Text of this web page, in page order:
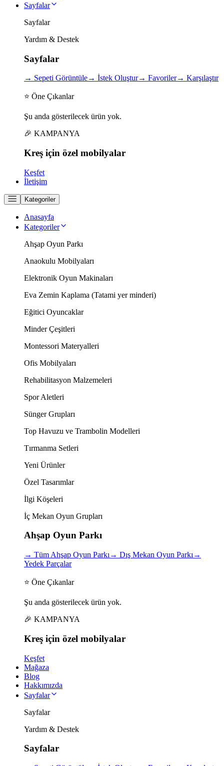
Sayfalar
Sayfalar
Yardım & Destek
Sayfalar
→ Sepeti Görüntüle→ İstek Oluştur→ Favoriler→ Karşılaştır
⭐ Öne Çıkanlar
Şu anda gösterilecek ürün yok.
🎉 KAMPANYA
Kreş için özel mobilyalar
Keşfet
İletişim
Kategoriler
Anasayfa
Kategoriler
Ahşap Oyun Parkı
Anaokulu Mobilyaları
Elektronik Oyun Makinaları
Eva Zemin Kaplama (Tatami yer minderi)
Eğitici Oyuncaklar
Minder Çeşitleri
Montessori Materyalleri
Ofis Mobilyaları
Rehabilitasyon Malzemeleri
Spor Aletleri
Sünger Grupları
Top Havuzu ve Trambolin Modelleri
Tırmanma Setleri
Yeni Ürünler
Özel Tasarımlar
İlgi Köşeleri
İç Mekan Oyun Grupları
Ahşap Oyun Parkı
→ Tüm Ahşap Oyun Parkı → Dış Mekan Oyun Parkı →
Yedek Parçalar
⭐ Öne Çıkanlar
Şu anda gösterilecek ürün yok.
🎉 KAMPANYA
Kreş için özel mobilyalar
Keşfet
Mağaza
Blog
Hakkımızda
Sayfalar
Sayfalar
Yardım & Destek
Sayfalar